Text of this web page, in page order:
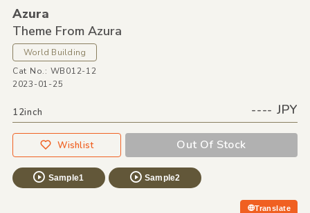
Azura
Theme From Azura
World Building
Cat No.: WB012-12
2023-01-25
12inch ---- JPY
Wishlist Out Of Stock
Sample1 Sample2
Translate